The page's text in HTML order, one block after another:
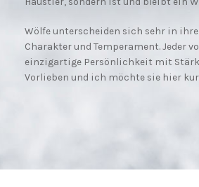
Wölfe unterscheiden sich sehr in
Charakter und Temperament. Jeder
einzigartige Persönlichkeit mit
Vorlieben und ich möchte sie hier